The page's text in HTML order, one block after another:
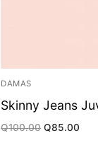
DAMAS
Skinny Jeans
Q100.00 Original
Q85.00